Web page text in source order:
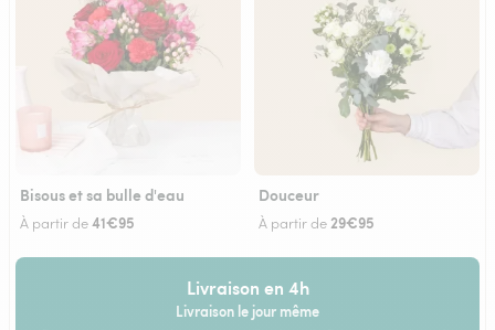
Bisous et sa bulle d'eau
À partir de41€95
Douceur
À partir de 29€95
Livraison en 4h
Livraison le jour même